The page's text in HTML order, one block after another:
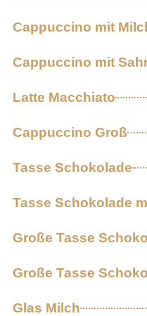
Cappuccino mit
Cappuccino mit
Latte Macchiato
Cappuccino Groß
Tasse Schokolade
Tasse Schokolade
Große Tasse
Große Tasse
Glas Milch